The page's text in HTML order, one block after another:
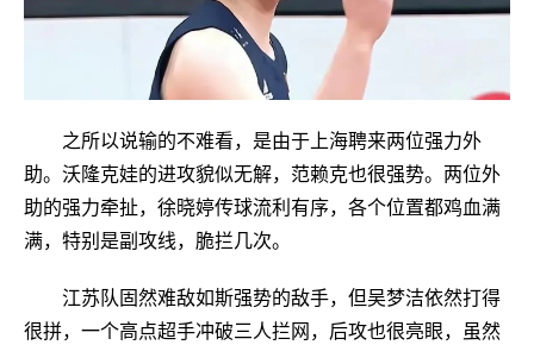
之所以说输的不难看，是由于上海聘来两位强力外
助。沃隆克娃的进攻貌似无解，范赖克也很强势。两位外
助的强力牵扯，徐晓婷传球流利有序，各个位置都鸡血满
满，特别是副攻线，脆拦几次。
江苏队固然难敌如斯强势的敌手，但吴梦洁依然打得
很拼，一个高点超手冲破三人拦网，后攻也很亮眼，虽然